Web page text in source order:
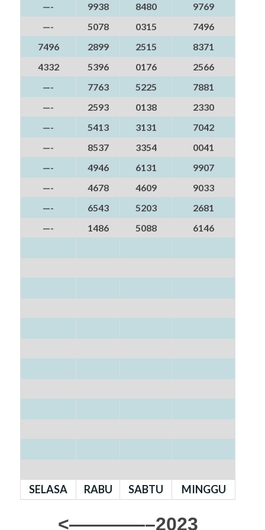
—-
9938 8480
9769
—-
5078 0315
7496
7496
2899 2515
8371
4332
5396 0176
2566
—-
7763 5225
7881
—-
2593 0138
2330
—-
5413 3131
7042
—-
8537 3354
0041
—-
4946 6131
9907
—-
4678 4609
9033
—-
6543 5203
2681
—-
1486 5088 6146
SELASA RABU SABTU MINGGU
<————–2023